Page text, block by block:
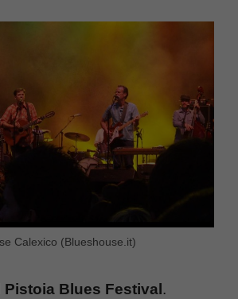
Calexico (Blueshouse.it)
Pistoia Blues Festival .